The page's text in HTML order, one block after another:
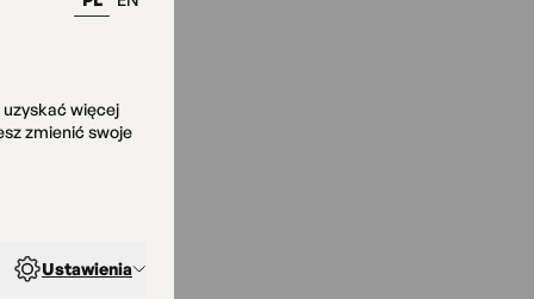
więcej
zmienić swoje
Ustawienia